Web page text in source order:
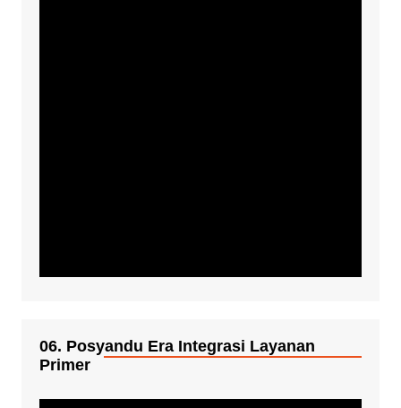
06. Posyandu Era Integrasi Layanan
Primer